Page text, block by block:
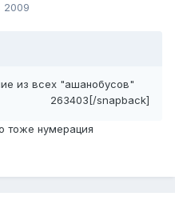
2009
из всех "ашанобусов"
263403[/snapback]
тоже нумерация